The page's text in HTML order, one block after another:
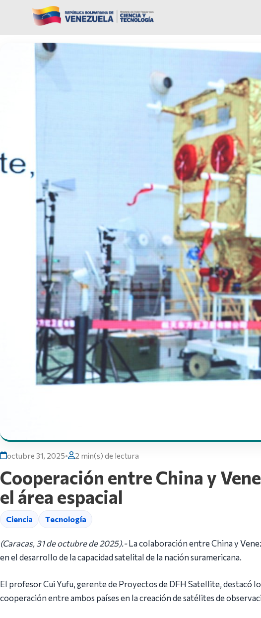
octubre 31, 2025• 2 min(s) de lectura
Cooperación entre China y
el área espacial
Ciencia Tecnología
(Caracas, 31 de octubre de 2025).-La colaboración entre China y
en el desarrollo de la capacidad satelital de la nación suramericana.
El profesor Cui Yufu, gerente de Proyectos de DFH Satellite, destacó
cooperación entre ambos países en la creación de satélites de